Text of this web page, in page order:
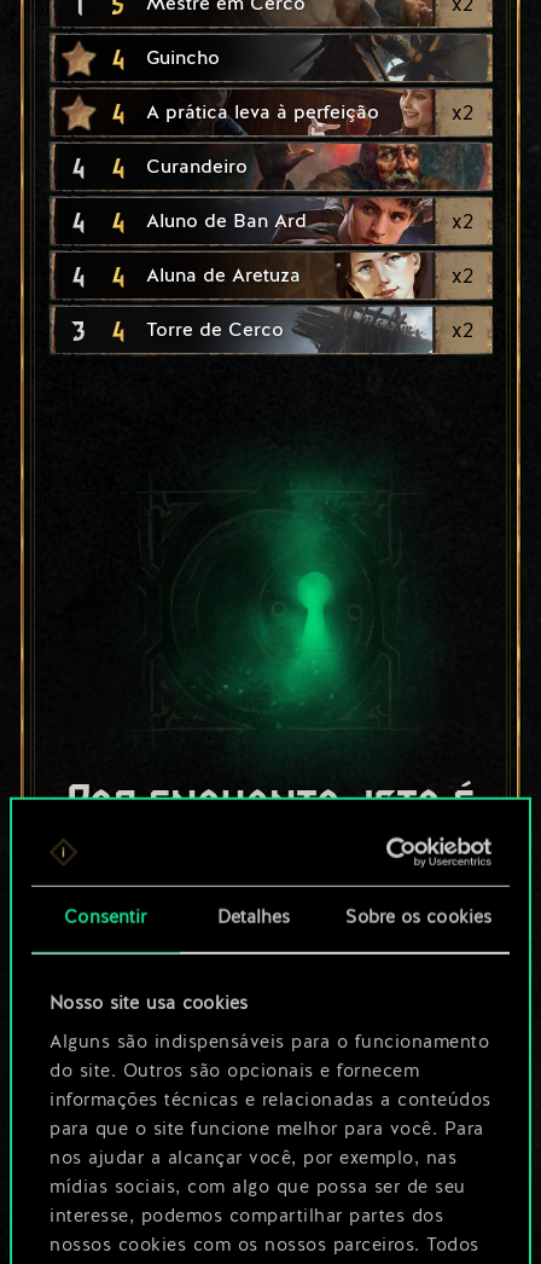
Consentir Detalhes Sobre os cookies
Nosso site usa cookies
Alguns são indispensáveis para o funcionamento
do site. Outros são opcionais e fornecem
informações técnicas e relacionadas a conteúdos
para que o site funcione melhor para você. Para
nos ajudar a alcançar você, por exemplo, nas
mídias sociais, com algo que possa ser de seu
interesse, podemos compartilhar partes dos
nossos cookies com os nossos parceiros. Todos
Mestre em Cerco
4 Guincho
4 A prática leva à perfeição x2
4 4 Curandeiro
4 4 Aluno de Ban Ard x2
4 4 Aluna de Aretuza x2
3 4 Torre de Cerco x2
Por enquanto, isto é
apenas um conjunto
de cartas
compartilhado.
No entanto, dá para
ser muito mais!
Dê um nome para este baralho e crie
um guia